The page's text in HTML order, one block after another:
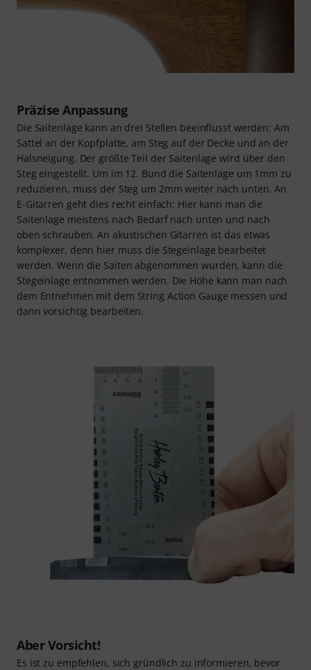
Präzise Anpassung
Die Saitenlage kann an drei Stellen beeinflusst werden: Am
Sattel an der Kopfplatte, am Steg auf der Decke und an der
Halsneigung. Der größte Teil der Saitenlage wird über den
Steg eingestellt. Um im 12. Bund die Saitenlage um 1mm zu
reduzieren, muss der Steg um 2mm weiter nach unten. An
E-Gitarren geht dies recht einfach: Hier kann man die
Saitenlage meistens nach Bedarf nach unten und nach
oben schrauben. An akustischen Gitarren ist das etwas
komplexer, denn hier muss die Stegeinlage bearbeitet
werden. Wenn die Saiten abgenommen wurden, kann die
Stegeinlage entnommen werden. Die Höhe kann man nach
dem Entnehmen mit dem String Action Gauge messen und
dann vorsichtig bearbeiten.
Aber Vorsicht!
Es ist zu empfehlen, sich gründlich zu informieren, bevor